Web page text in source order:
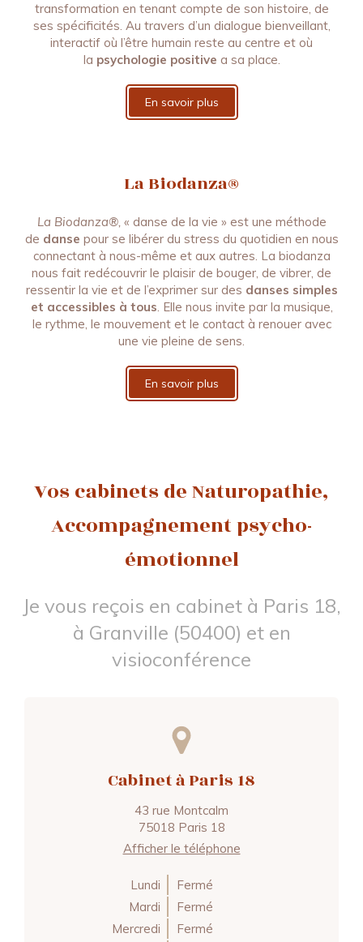
transformation en tenant compte de son histoire, de
ses spécificités. Au travers d’un dialogue bienveillant,
interactif où l’être humain reste au centre et où
la psychologie positive a sa place.
En savoir plus
La Biodanza®
La Biodanza®,« danse de la vie » est une méthode
de danse pour se libérer du stress du quotidien en nous
connectant à nous-même et aux autres. La biodanza
nous fait redécouvrir le plaisir de bouger, de vibrer, de
ressentir la vie et de l’exprimer sur des danses simples
et accessibles à tous. Elle nous invite par la musique,
le rythme, le mouvement et le contact à renouer avec
une vie pleine de sens.
En savoir plus
Vos cabinets de Naturopathie,
Accompagnement psycho-
émotionnel
Je vous reçois en cabinet à Paris 18,
à Granville (50400) et en
visioconférence
Cabinet à Paris 18
43 rue Montcalm
75018 Paris 18
Afficher le téléphone
Lundi
Fermé
Mardi
Fermé
Mercredi
Fermé